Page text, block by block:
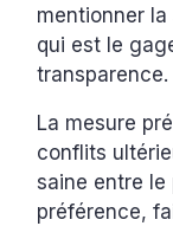
mentionner
qui est le
transparence.
La mesure
conflits
saine entre le
préférence,